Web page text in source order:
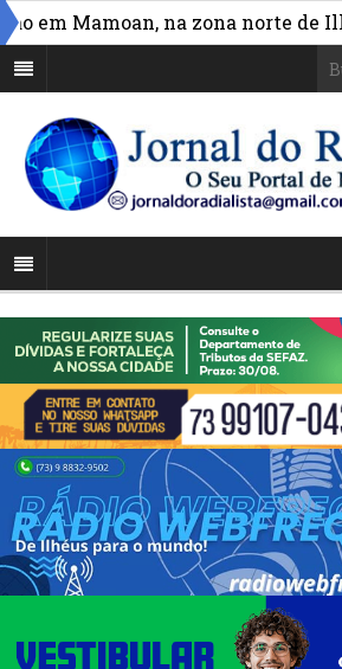
Mamoan, na zona norte de Ilhéus